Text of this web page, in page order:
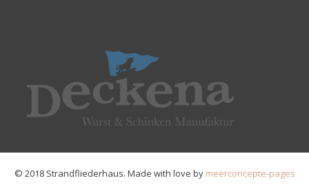
© 2018 Strandfliederhaus. Made with love by meerconcepte-pages